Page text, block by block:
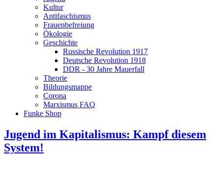
Kultur
Antifaschismus
Frauenbefreiung
Ökologie
Geschichte
Russische Revolution 1917
Deutsche Revolution 1918
DDR - 30 Jahre Mauerfall
Theorie
Bildungsmappe
Corona
Marxismus FAQ
Funke Shop
Jugend im Kapitalismus: Kampf diesem
System!